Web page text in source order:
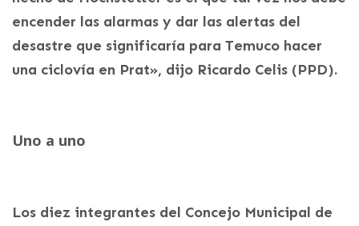
encender las alarmas y dar las alertas del
desastre que significaría para Temuco hacer
una ciclovía en Prat», dijo Ricardo Celis (PPD).
Uno a uno
Los diez integrantes del Concejo Municipal de